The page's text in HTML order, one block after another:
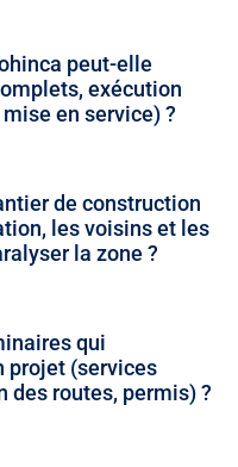
peut-elle
exécution
en service) ?
de construction
les voisins et les
la zone ?
qui
projet (services
des routes, permis) ?